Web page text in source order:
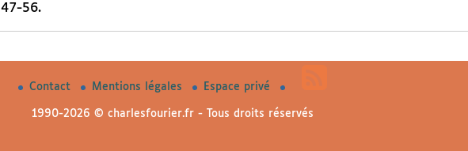
47-56.
Contact Mentions légales Espace privé
1990-2026 © charlesfourier.fr - Tous droits réservés